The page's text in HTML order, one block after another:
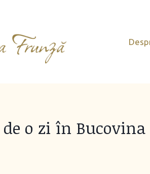
o zi în Bucovina